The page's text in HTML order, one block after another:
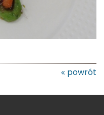
powrót